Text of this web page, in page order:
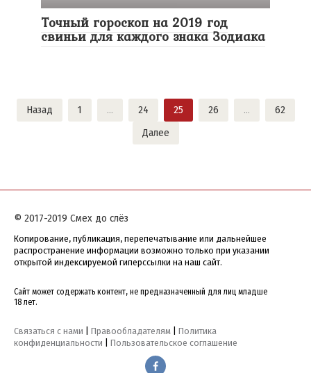
Точный гороскоп на 2019 год
свиньи для каждого знака Зодиака
Навигация
по
Назад 1 … 24 25 26 …
62
Далее
© 2017-2019 Смех до слёз
Копирование, публикация, перепечатывание или дальнейшее
распространение информации возможно только при указании
открытой индексируемой гиперссылки на наш сайт.
Сайт может содержать контент, не предназначенный для лиц младше
18 лет.
Связаться с нами Правообладателям
Политика
конфиденциальности
Пользовательское соглашение